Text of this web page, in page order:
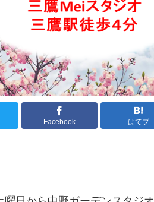
Facebook はてブ